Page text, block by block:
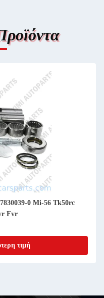
0 Mi-56 Tk50rc
Fvr
τιμή